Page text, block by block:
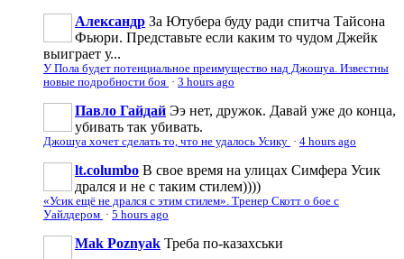
Александр За Ютубера буду ради спитча Тайсона
Фьюри. Представьте если каким то чудом Джейк
выиграет у...
У Пола будет потенциальное преимущество над Джошуа. Известны
новые подробности боя · 3 hours ago
Павло Гайдай Ээ нет, дружок. Давай уже до конца,
убивать так убивать.
Джошуа хочет сделать то, что не удалось Усику · 4 hours ago
lt.columbo В свое время на улицах Симфера Усик
дрался и не с таким стилем))))
«Усик ещё не дрался с этим стилем». Тренер Скотт о бое с
Уайлдером · 5 hours ago
Mak Poznyak Треба по-казахськи